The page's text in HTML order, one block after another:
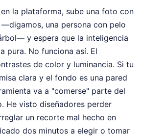
la plataforma, sube una foto con
una persona con pelo
y espera que la inteligencia
pura. No funciona así. El
de color y luminancia. Si tu
clara y el fondo es una pared
va a "comerse" parte del
He visto diseñadores perder
un recorte mal hecho en
dos minutos a elegir o tomar